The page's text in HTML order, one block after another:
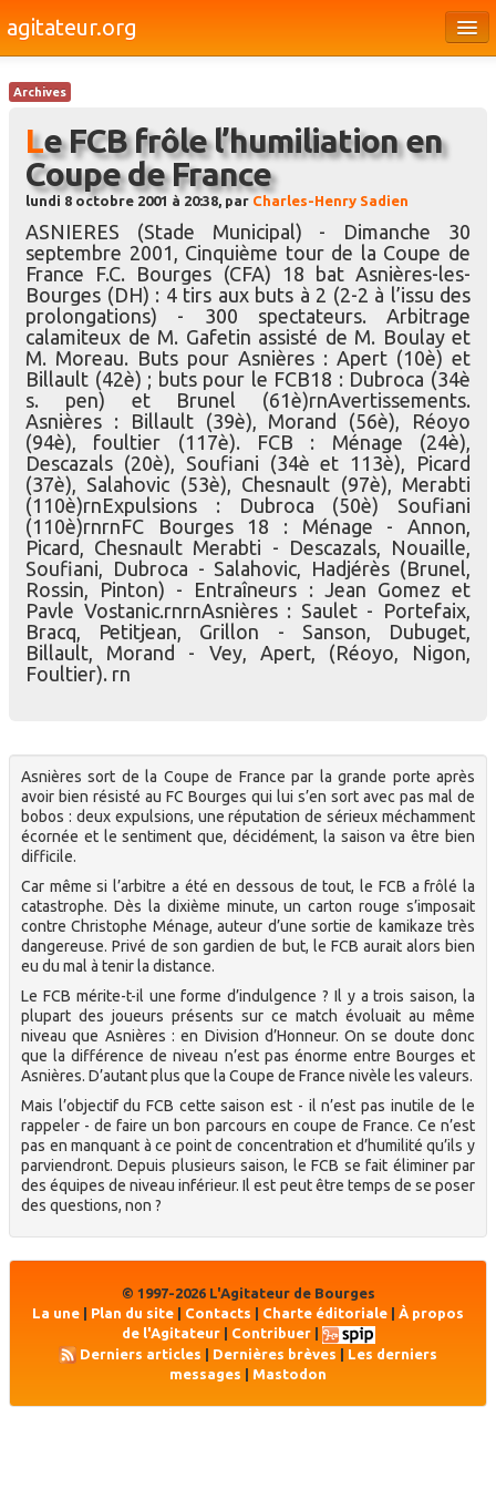
agitateur.org
Société
Culture
Médias
Dossiers
Brèves
Archives
Le FCB frôle l’humiliation en
Coupe de France
lundi 8 octobre 2001 à 20:38, par Charles-Henry Sadien
ASNIERES (Stade Municipal) - Dimanche 30
septembre 2001, Cinquième tour de la Coupe de
France F.C. Bourges (CFA) 18 bat Asnières-les-
Bourges (DH) : 4 tirs aux buts à 2 (2-2 à l’issu des
prolongations) - 300 spectateurs. Arbitrage
calamiteux de M. Gafetin assisté de M. Boulay et
M. Moreau. Buts pour Asnières : Apert (10è) et
Billault (42è) ; buts pour le FCB18 : Dubroca (34è
s. pen) et Brunel (61è)rnAvertissements.
Asnières : Billault (39è), Morand (56è), Réoyo
(94è), foultier (117è). FCB : Ménage (24è),
Descazals (20è), Soufiani (34è et 113è), Picard
(37è), Salahovic (53è), Chesnault (97è), Merabti
(110è)rnExpulsions : Dubroca (50è) Soufiani
(110è)rnrnFC Bourges 18 : Ménage - Annon,
Picard, Chesnault Merabti - Descazals, Nouaille,
Soufiani, Dubroca - Salahovic, Hadjérès (Brunel,
Rossin, Pinton) - Entraîneurs : Jean Gomez et
Pavle Vostanic.rnrnAsnières : Saulet - Portefaix,
Bracq, Petitjean, Grillon - Sanson, Dubuget,
Billault, Morand - Vey, Apert, (Réoyo, Nigon,
Foultier). rn
Asnières sort de la Coupe de France par la grande porte après
avoir bien résisté au FC Bourges qui lui s’en sort avec pas mal de
bobos : deux expulsions, une réputation de sérieux méchamment
écornée et le sentiment que, décidément, la saison va être bien
difficile.
Car même si l’arbitre a été en dessous de tout, le FCB a frôlé la
catastrophe. Dès la dixième minute, un carton rouge s’imposait
contre Christophe Ménage, auteur d’une sortie de kamikaze très
dangereuse. Privé de son gardien de but, le FCB aurait alors bien
eu du mal à tenir la distance.
Le FCB mérite-t-il une forme d’indulgence ? Il y a trois saison, la
plupart des joueurs présents sur ce match évoluait au même
niveau que Asnières : en Division d’Honneur. On se doute donc
que la différence de niveau n’est pas énorme entre Bourges et
Asnières. D’autant plus que la Coupe de France nivèle les valeurs.
Mais l’objectif du FCB cette saison est - il n’est pas inutile de le
rappeler - de faire un bon parcours en coupe de France. Ce n’est
pas en manquant à ce point de concentration et d’humilité qu’ils y
parviendront. Depuis plusieurs saison, le FCB se fait éliminer par
des équipes de niveau inférieur. Il est peut être temps de se poser
des questions, non ?
© 1997-2026 L'Agitateur de Bourges
La une
Plan du site Contacts Charte éditoriale
À propos
de l'Agitateur| Contribuer|
Derniers articles | Dernières brèves | Les derniers
messages
Mastodon